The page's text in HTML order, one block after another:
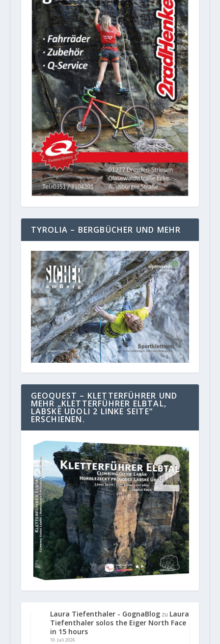
TYROLIA – BERGBÜCHER UND MEHR
GEOQUEST – KLETTERFÜHRER UND
MEHR „KLETTERFÜHRER ELBTAL,
LABSKE UDOLI 2 LINKE SEITE“
ERSCHIENEN.
Laura Tiefenthaler - GognaBlogzu Laura
Tiefenthaler solos the Eiger North Face
in 15 hours
10. Juli 2026